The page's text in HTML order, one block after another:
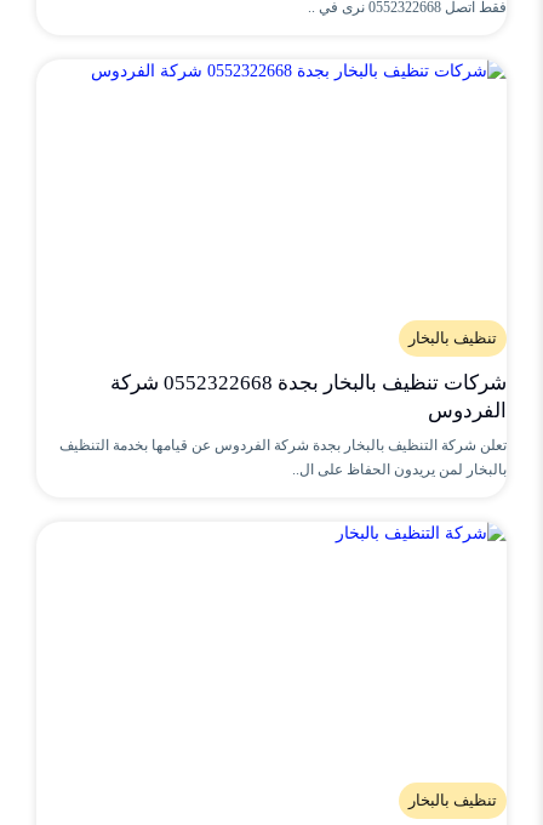
فقط اتصل 0552322668 نرى في ..
تنظيف بالبخار
شركات تنظيف بالبخار بجدة 0552322668 شركة
الفردوس
تعلن شركة التنظيف بالبخار بجدة شركة الفردوس عن قيامها بخدمة التنظيف
بالبخار لمن يريدون الحفاظ على ال..
تنظيف بالبخار